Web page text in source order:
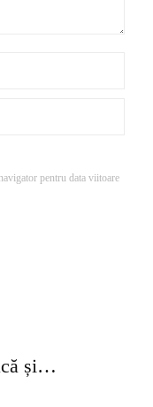
pentru data viitoare
și…